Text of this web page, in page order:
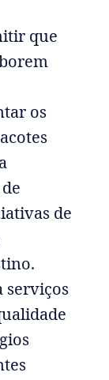
que
os
de
serviços